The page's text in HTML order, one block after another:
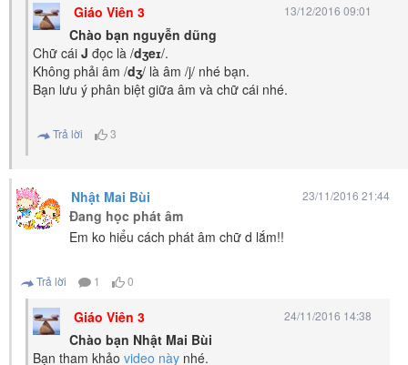
Giáo Viên 3 13/12/2016 09:01
Chào bạn nguyễn dũng
Chữ cái J đọc là /dʒeɪ/.
Không phải âm /dʒ/ là âm /j/ nhé bạn.
Bạn lưu ý phân biệt giữa âm và chữ cái nhé.
Trả lời 3
Nhật Mai Bùi 23/11/2016 21:44
Đang học phát âm
Em ko hiểu cách phát âm chữ d lắm!!
Trả lời 1 0
Giáo Viên 3 24/11/2016 14:38
Chào bạn Nhật Mai Bùi
Bạn tham khảo video này nhé.